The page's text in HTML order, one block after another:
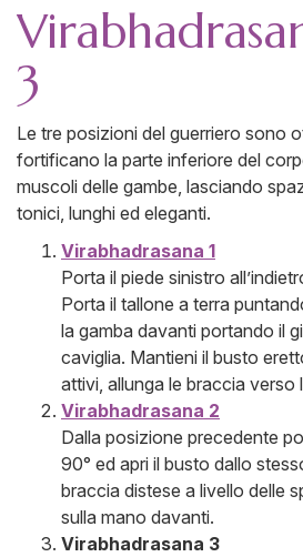
3
Le tre posizioni del guerriero sono
fortificano la parte inferiore del
muscoli delle gambe, lasciando
tonici, lunghi ed eleganti.
Virabhadrasana 1
Porta il piede sinistro
Porta il tallone a terra
la gamba davanti portando il
caviglia. Mantieni il busto
attivi, allunga le braccia verso
Virabhadrasana 2
Dalla posizione precedente
90° ed apri il busto dallo
braccia distese a livello delle
sulla mano davanti.
Virabhadrasana 3